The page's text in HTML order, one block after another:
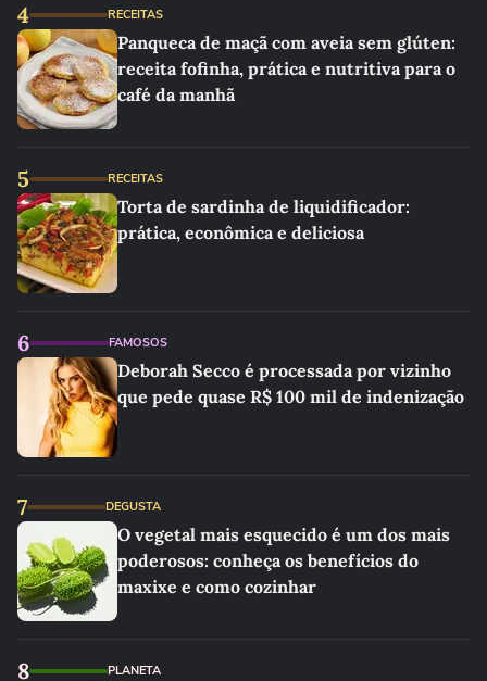
4 RECEITAS
Panqueca de maçã com aveia sem glúten:
receita fofinha, prática e nutritiva para o
café da manhã
5 RECEITAS
Torta de sardinha de liquidificador:
prática, econômica e deliciosa
6 FAMOSOS
Deborah Secco é processada por vizinho
que pede quase R$ 100 mil de indenização
7 DEGUSTA
O vegetal mais esquecido é um dos mais
poderosos: conheça os benefícios do
maxixe e como cozinhar
8 PLANETA